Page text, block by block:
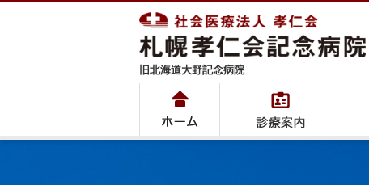
旧北海道大野記念病院